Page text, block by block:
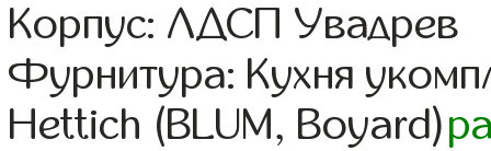
Корпус: ЛДСП Увадрев
Фурнитура: Кухня
Hettich (BLUM, Boyard)